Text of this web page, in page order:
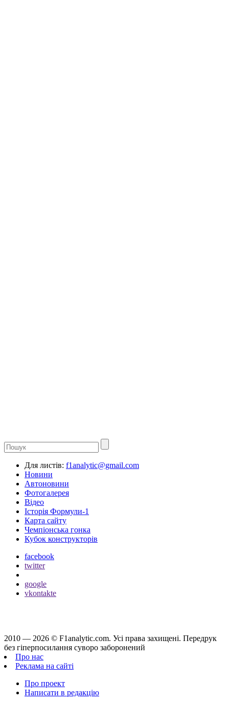
Для листів: f1analytic@gmail.com
Новини
Автоновини
Фотогалерея
Відео
Історія Формули-1
Карта сайту
Чемпіонська гонка
Кубок конструкторів
facebook
twitter
google
vkontakte
2010 — 2026 © F1analytic.com. Усi права захищенi. Передрук
без гіперпосилання суворо заборонений
Про нас
Реклама на сайті
Про проект
Написати в редакцію